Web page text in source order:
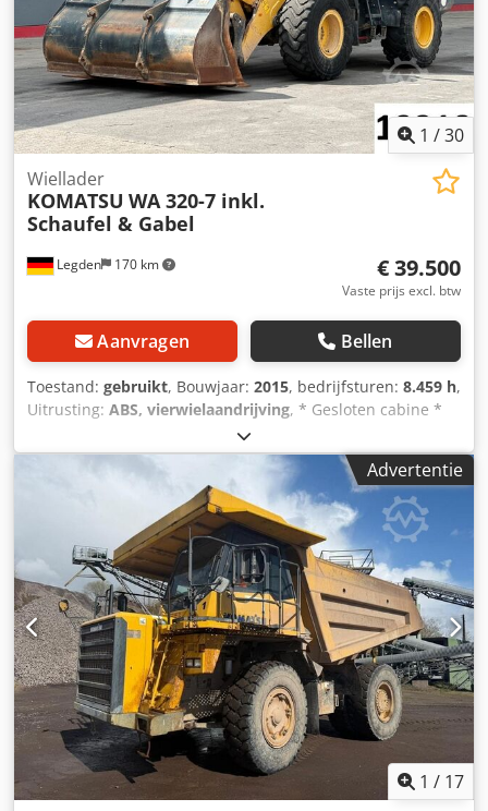
1 /30
Legden 170 km
Wiellader
KOMATSU WA 320-7 inkl.
Schaufel & Gabel
€ 39.500
Vaste prijs excl. btw
Aanvragen Bellen
Toestand: gebruikt, Bouwjaar: 2015, bedrijfsturen: 8.459 h,
Uitrusting: ABS, vierwielaandrijving, * Gesloten cabine *
Hauser Air 26 Alva filtersysteem Dwodpfxszrrkpo Agmja *
CD-radio * TFT-infodisplay * Airconditioning *
Achteruitrijcamerasysteem met extern scherm *
Lastafschakeling * Inclusief laadbak en palletvork *
Motorvermogen van 123 kW * VSC * K-TCS ----
Voertuignummer 12318 ----Fouten en tussenverkoop
voorbehouden
Advertentie
1 / 17